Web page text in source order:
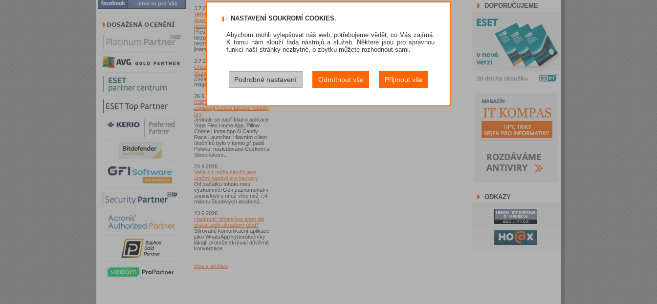
3.7.2026
Veřejná Wi-Fi na dovolené už
dnes není zásadním rizikem,
pozor si dávejte na něco jiného
Přestože jsou veřejné Wi-Fi sítě
bezpečnější než dříve, riziko
nezmizelo. Jen se přesunulo
jinam...
2.7.2026
Chcete získat Norton 360
Standard?
Zúčastněte se soutěže s
magazínem IT Kompas...
26.6.2026
ESET: S příchodem léta
zaplavují Česko falešné mobilní
hry
Jednalo se například o aplikace
Yoga Flex Home App, Pillow
Chase Home App či Candy
Race Launcher. Hlavním cílem
útočníků bylo v tomto případě
Polsko, následováno Českem a
Slovenskem...
24.6.2026
Vaše síť může sloužit jako
útočný nástroj pro hackery
Od začátku tohoto roku
výzkumníci Gen zaznamenali v
souvislosti s ní už více než 7,4
milionu škodlivých incidentů...
23.6.2026
Hacknutý WhatsApp aneb jak
získat zpět ukradený účet?
Šifrované komunikační aplikace
jako WhatsApp kyberútočníky
lákají, protože skrývají důvěrné
konverzace...
více v archivu
DOPORUČUJEME
ODKAZY
NASTAVENÍ SOUKROMÍ COOKIES.
Abychom mohli vylepšovat náš web, potřebujeme vědět, co Vás zajímá.
K tomu nám slouží řada nástrojů a služeb. Některé jsou pro správnou
funkci naší stránky nezbytné, o zbytku můžete rozhodnout sami.
Podrobné nastavení Odmítnout vše Přijmout vše